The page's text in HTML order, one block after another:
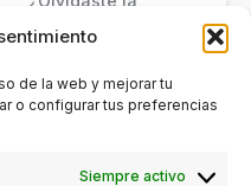
de la web y mejorar tu
o configurar tus preferencias
Siempre activo
contraseña?